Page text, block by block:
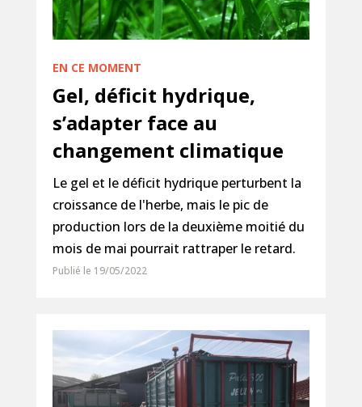
EN CE MOMENT
Gel, déficit hydrique,
s’adapter face au
changement climatique
Le gel et le déficit hydrique perturbent la
croissance de l'herbe, mais le pic de
production lors de la deuxième moitié du
mois de mai pourrait rattraper le retard.
Publié le 19/05/2022